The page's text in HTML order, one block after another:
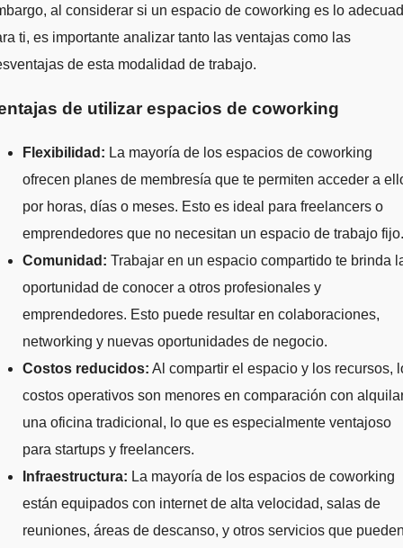
al considerar si un espacio de coworking es lo
ti, es importante analizar tanto las ventajas como las
de esta modalidad de trabajo.
de utilizar espacios de coworking
Flexibilidad: La mayoría de los espacios de coworking
ofrecen planes de membresía que te permiten acceder a
por horas, días o meses. Esto es ideal para freelancers o
emprendedores que no necesitan un espacio de trabajo fijo.
Comunidad: Trabajar en un espacio compartido te brinda
oportunidad de conocer a otros profesionales y
emprendedores. Esto puede resultar en colaboraciones,
networking y nuevas oportunidades de negocio.
Costos reducidos: Al compartir el espacio y los recursos,
costos operativos son menores en comparación con
una oficina tradicional, lo que es especialmente ventajoso
para startups y freelancers.
Infraestructura: La mayoría de los espacios de coworking
están equipados con internet de alta velocidad, salas de
reuniones, áreas de descanso, y otros servicios que